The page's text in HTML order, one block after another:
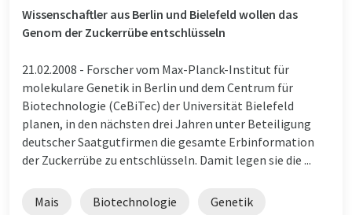
Wissenschaftler aus Berlin und Bielefeld wollen das
Genom der Zuckerrübe entschlüsseln
21.02.2008 - Forscher vom Max-Planck-Institut für
molekulare Genetik in Berlin und dem Centrum für
Biotechnologie (CeBiTec) der Universität Bielefeld
planen, in den nächsten drei Jahren unter Beteiligung
deutscher Saatgutfirmen die gesamte Erbinformation
der Zuckerrübe zu entschlüsseln. Damit legen sie die ...
Mais Biotechnologie Genetik